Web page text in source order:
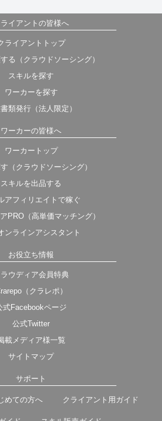
イアントの皆様へ
ライアントトップ
る（クラウドソーシング）
スキルを探す
ワーカーを探す
類発行（法人限定）
ワーカーの皆様へ
ワーカートップ
（クラウドソーシング）
スキルを出品する
アフィリエイトで稼ぐ
PRO（高単価マッチング）
ンラインアシスタント
お役立ち情報
ウディア会員特典
（クラレポ）
式Facebookページ
公式Twitter
載メディア様一覧
サイトマップ
サポート
めての方へ クライアント用ガイド